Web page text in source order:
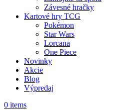
Závesné hračky
Kartové hry TCG
Pokémon
Star Wars
Lorcana
One Piece
Novinky
Akcie
Blog
Výpredaj
0 items